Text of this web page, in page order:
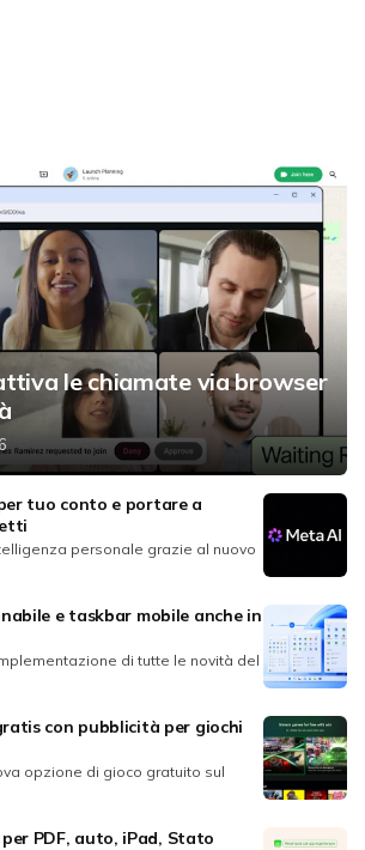
le chiamate via browser
tuo conto e portare a
personale grazie al nuovo
e taskbar mobile anche in
di tutte le novità del
con pubblicità per giochi
opzione di gioco gratuito sul
PDF, auto, iPad, Stato